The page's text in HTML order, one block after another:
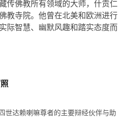
传佛教所有领域的大师，什贡仁
教寺院。他曾在北美和欧洲进行
际智慧、幽默风趣和踏实态度而
世达赖喇嘛尊者的主要辩经伙伴与助